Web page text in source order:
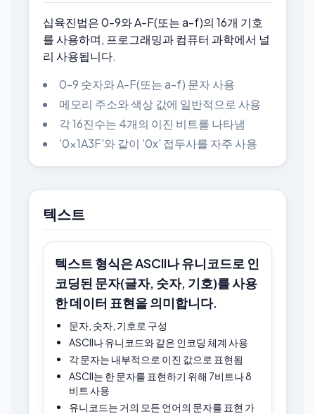
십육진법은 0-9와 A-F(또는 a-f)의 16개 기호
를 사용하며, 프로그래밍과 컴퓨터 과학에서 널
리 사용됩니다.
0-9 숫자와 A-F(또는 a-f) 문자 사용
메모리 주소와 색상 값에 일반적으로 사용
각 16진수는 4개의 이진 비트를 나타냄
'0x1A3F'와 같이 '0x' 접두사를 자주 사용
텍스트
텍스트 형식은 ASCII나 유니코드로 인
코딩된 문자(글자, 숫자, 기호)를 사용
한 데이터 표현을 의미합니다.
문자, 숫자, 기호로 구성
ASCII나 유니코드와 같은 인코딩 체계 사용
각 문자는 내부적으로 이진 값으로 표현됨
ASCII는 한 문자를 표현하기 위해 7비트나 8
비트 사용
유니코드는 거의 모든 언어의 문자를 표현 가